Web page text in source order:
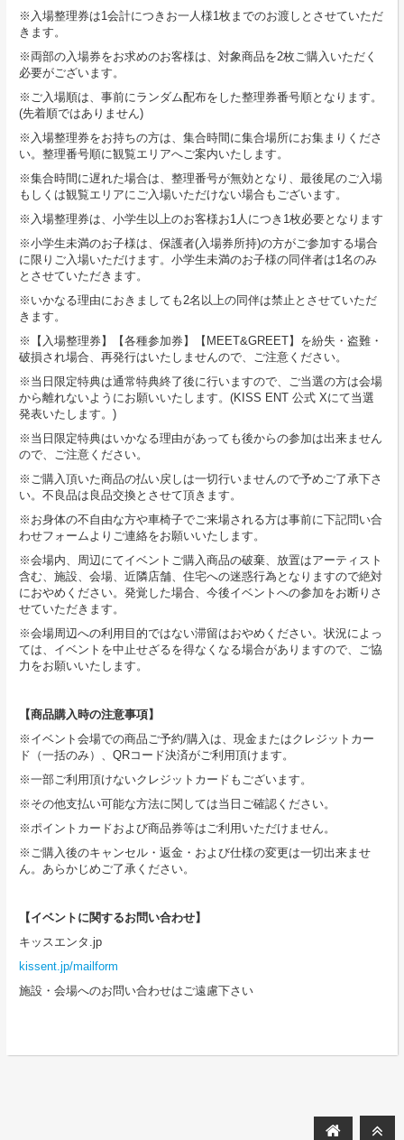
※入場整理券は1会計につきお一人様1枚までのお渡しとさせていただ
きます。
※両部の入場券をお求めのお客様は、対象商品を2枚ご購入いただく
必要がございます。
※ご入場順は、事前にランダム配布をした整理券番号順となります。
(先着順ではありません)
※入場整理券をお持ちの方は、集合時間に集合場所にお集まりくださ
い。整理番号順に観覧エリアへご案内いたします。
※集合時間に遅れた場合は、整理番号が無効となり、最後尾のご⼊場
もしくは観覧エリアにご⼊場いただけない場合もございます。
※入場整理券は、小学生以上のお客様お1人につき1枚必要となります
※小学生未満のお子様は、保護者(入場券所持)の方がご参加する場合
に限りご入場いただけます。小学生未満のお子様の同伴者は1名のみ
とさせていただきます。
※いかなる理由におきましても2名以上の同伴は禁止とさせていただ
きます。
※【入場整理券】【各種参加券】【MEET&GREET】を紛失・盗難・
破損され場合、再発⾏はいたしませんので、ご注意ください。
※当日限定特典は通常特典終了後に行いますので、ご当選の方は会場
から離れないようにお願いいたします。(KISS ENT 公式 Xにて当選
発表いたします。)
※当日限定特典はいかなる理由があっても後からの参加は出来ません
ので、ご注意ください。
※ご購入頂いた商品の払い戻しは一切行いませんので予めご了承下さ
い。不良品は良品交換とさせて頂きます。
※お身体の不自由な方や車椅子でご来場される方は事前に下記問い合
わせフォームよりご連絡をお願いいたします。
※会場内、周辺にてイベントご購入商品の破棄、放置はアーティスト
含む、施設、会場、近隣店舗、住宅への迷惑行為となりますので絶対
におやめください。発覚した場合、今後イベントへの参加をお断りさ
せていただきます。
※会場周辺への利用目的ではない滞留はおやめください。状況によっ
ては、イベントを中止せざるを得なくなる場合がありますので、ご協
力をお願いいたします。
【商品購入時の注意事項】
※イベント会場での商品ご予約/購入は、現金またはクレジットカー
ド（一括のみ）、QRコード決済がご利用頂けます。
※一部ご利用頂けないクレジットカードもございます。
※その他支払い可能な方法に関しては当日ご確認ください。
※ポイントカードおよび商品券等はご利用いただけません。
※ご購入後のキャンセル・返金・および仕様の変更は一切出来ませ
ん。あらかじめご了承ください。
【イベントに関するお問い合わせ】
キッスエンタ.jp
kissent.jp/mailform
施設・会場へのお問い合わせはご遠慮下さい